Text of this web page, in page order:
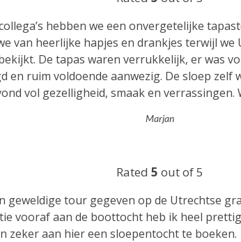
hebben we een onvergetelijke
van heerlijke hapjes en drankjes terwijl
De tapas waren verrukkelijk, er was
en ruim voldoende aanwezig. De sloep
vol gezelligheid, smaak en
Marjan
Rated 5 out of 5
geweldige tour gegeven op de Utrechtse
vooraf aan de boottocht heb ik heel
zeker aan hier een sloepentocht te boeken.